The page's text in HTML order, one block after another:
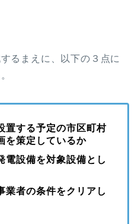
るまえに、以下の３点に
置する予定の市区町村
を策定しているか
電設備を対象設備とし
業者の条件をクリアし